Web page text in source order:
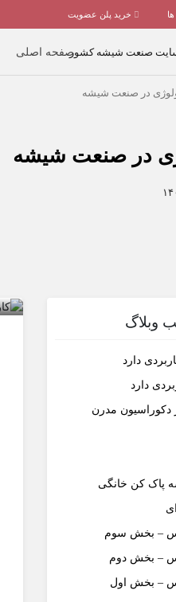
خرید پلن عضویت
صفحه اصلی
در صنعت شیشه
در صنعت شیشه
وبلاگ
دارد
دارد
دکوراسیون مدرن
پاک کن خانگی
– بخش سوم
– بخش دوم
– بخش اول